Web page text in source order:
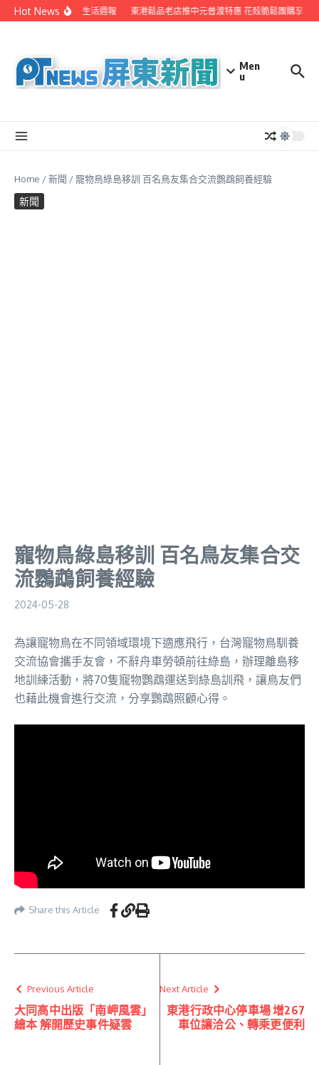
Skip to content
Hot NewsEYE台灣生活週報 東港鬆品老店推中元普渡特惠 花殼脆鬆團購享超
Men
u
Home /新聞 /寵物鳥綠島移訓 百名鳥友集合交流鸚鵡飼養經驗
新聞
寵物鳥綠島移訓 百名鳥友集合交
流鸚鵡飼養經驗
2024-05-28
為讓寵物鳥在不同領域環境下適應飛行，台灣寵物鳥馴養
交流協會攜手友會，不辭舟車勞頓前往綠島，辦理離島移
地訓練活動，將70隻寵物鸚鵡運送到綠島訓飛，讓鳥友們
也藉此機會進行交流，分享鸚鵡照顧心得。
Share this Article
Previous Article
大同高中出版「南岬風雲」
繪本 解開歷史事件疑雲
Next Article
東港行政中心停車場 增267
車位讓洽公、轉乘更便利